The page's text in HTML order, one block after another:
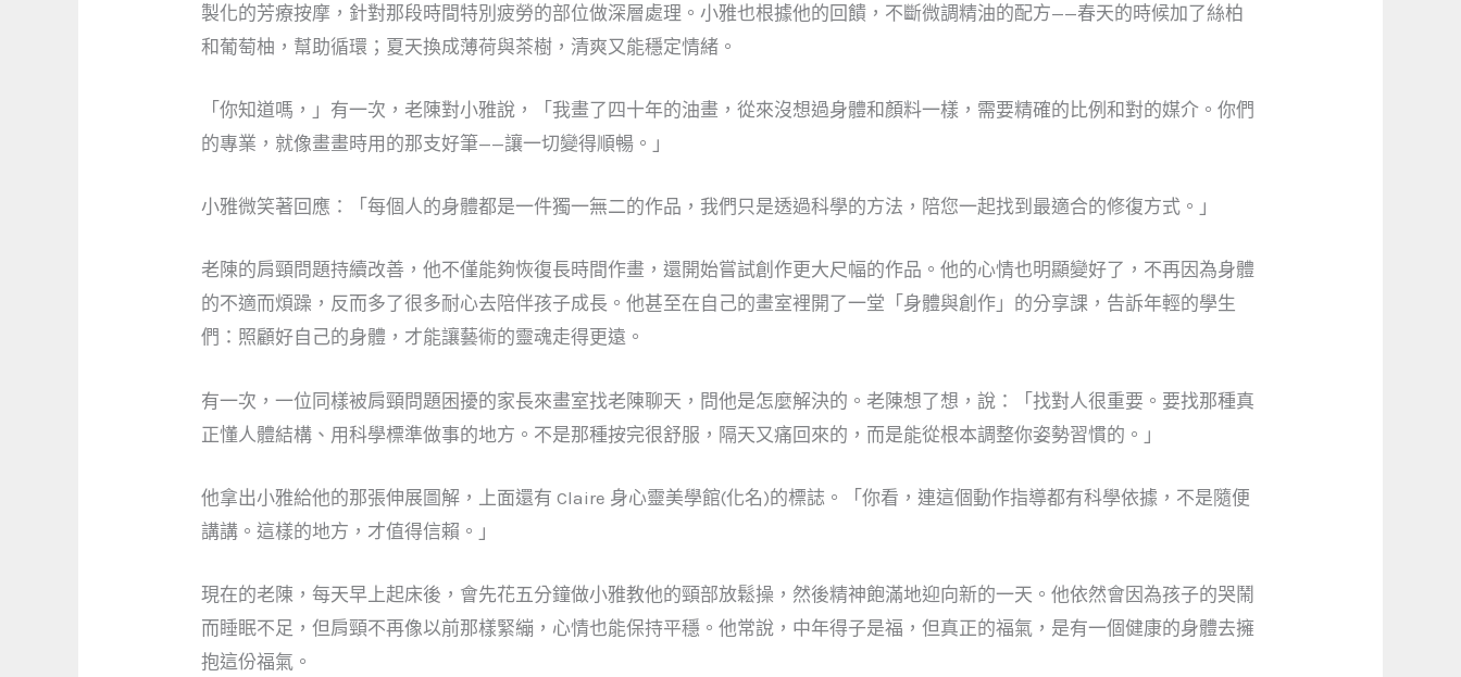
製化的芳療按摩，針對那段時間特別疲勞的部位做深層處理。小雅也根據他的回饋，不斷微調精油的配方——春天的時候加了絲柏
和葡萄柚，幫助循環；夏天換成薄荷與茶樹，清爽又能穩定情緒。
「你知道嗎，」有一次，老陳對小雅說，「我畫了四十年的油畫，從來沒想過身體和顏料一樣，需要精確的比例和對的媒介。你們
的專業，就像畫畫時用的那支好筆——讓一切變得順暢。」
小雅微笑著回應：「每個人的身體都是一件獨一無二的作品，我們只是透過科學的方法，陪您一起找到最適合的修復方式。」
老陳的肩頸問題持續改善，他不僅能夠恢復長時間作畫，還開始嘗試創作更大尺幅的作品。他的心情也明顯變好了，不再因為身體
的不適而煩躁，反而多了很多耐心去陪伴孩子成長。他甚至在自己的畫室裡開了一堂「身體與創作」的分享課，告訴年輕的學生
們：照顧好自己的身體，才能讓藝術的靈魂走得更遠。
有一次，一位同樣被肩頸問題困擾的家長來畫室找老陳聊天，問他是怎麼解決的。老陳想了想，說：「找對人很重要。要找那種真
正懂人體結構、用科學標準做事的地方。不是那種按完很舒服，隔天又痛回來的，而是能從根本調整你姿勢習慣的。」
他拿出小雅給他的那張伸展圖解，上面還有 Claire 身心靈美學館(化名)的標誌。「你看，連這個動作指導都有科學依據，不是隨便
講講。這樣的地方，才值得信賴。」
現在的老陳，每天早上起床後，會先花五分鐘做小雅教他的頸部放鬆操，然後精神飽滿地迎向新的一天。他依然會因為孩子的哭鬧
而睡眠不足，但肩頸不再像以前那樣緊繃，心情也能保持平穩。他常說，中年得子是福，但真正的福氣，是有一個健康的身體去擁
抱這份福氣。